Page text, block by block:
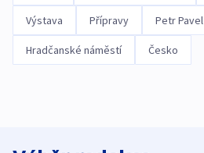
Výstava Přípravy Petr Pavel
Hradčanské náměstí Česko